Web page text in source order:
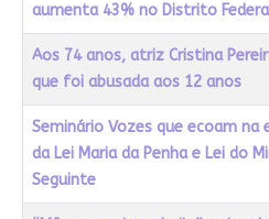
aumenta 43% no Distrito
Aos 74 anos, atriz Cristina
que foi abusada aos 12 anos
Seminário Vozes que ecoam na
da Lei Maria da Penha e Lei do
Seguinte